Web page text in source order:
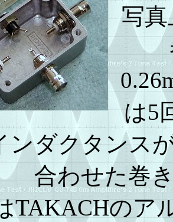
写
は5
ンダクタンス
合わせた巻
TAKACHのア